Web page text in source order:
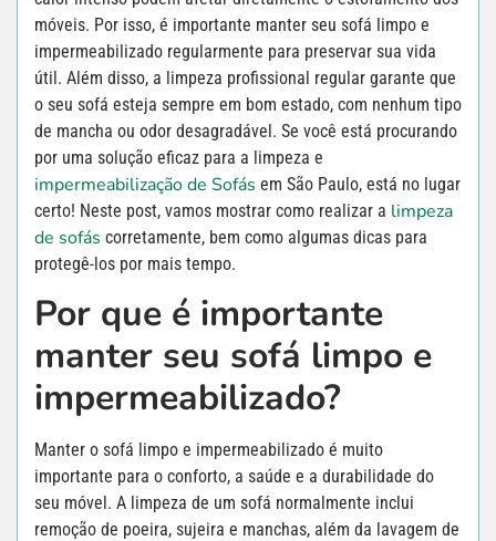
móveis. Por isso, é importante manter seu sofá limpo e
impermeabilizado regularmente para preservar sua vida
útil. Além disso, a limpeza profissional regular garante que
o seu sofá esteja sempre em bom estado, com nenhum tipo
de mancha ou odor desagradável. Se você está procurando
por uma solução eficaz para a limpeza e
impermeabilização de Sofás em São Paulo, está no lugar
certo! Neste post, vamos mostrar como realizar a limpeza
de sofás corretamente, bem como algumas dicas para
protegê-los por mais tempo.
Por que é importante
manter seu sofá limpo e
impermeabilizado?
Manter o sofá limpo e impermeabilizado é muito
importante para o conforto, a saúde e a durabilidade do
seu móvel. A limpeza de um sofá normalmente inclui
remoção de poeira, sujeira e manchas, além da lavagem de